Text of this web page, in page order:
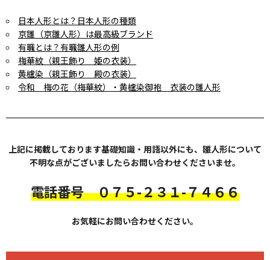
日本人形とは？日本人形の種類
京雛（京雛人形）は最高級ブランド
有職とは？有職雛人形の例
梅華紋（親王飾り 姫の衣装）
黄櫨染（親王飾り 殿の衣装）
令和 梅の花（梅華紋）・黄櫨染御袍 衣装の雛人形
上記に掲載しております基礎知識・用語以外にも、雛人形について
不明な点がございましたらお問い合わせくださいませ。
電話番号 ０７５-２３１-７４６６
お気軽にお問い合わせください。